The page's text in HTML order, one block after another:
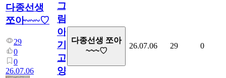
다종선생
쪼아~~~♡
29
0
0
26.07.06
그
림...
아
기
고
양
다종선생 쪼아
~~~♡
26.07.06 29 0